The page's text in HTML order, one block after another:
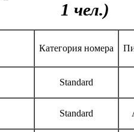
1 чел.)
Категория номера
Standard
Standard